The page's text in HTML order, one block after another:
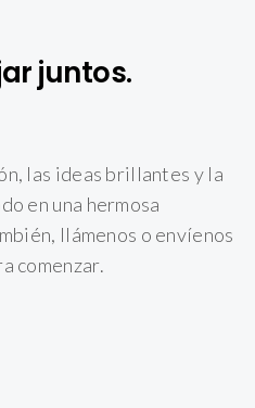
juntos.
las ideas brillantes y la
en una hermosa
llámenos o envíenos
comenzar.